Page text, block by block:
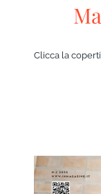
Clicca la